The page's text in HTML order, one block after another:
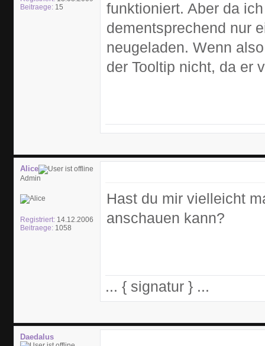
Beitraege: 15
funktioniert. Aber da
dementsprechend nur
neugeladen. Wenn
der Tooltip nicht, da er
Alice
Admin
Registriert: 14.12.2006
Beitraege: 1058
Hast du mir vielleicht
anschauen kann?
... { signatur } ...
Daedalus